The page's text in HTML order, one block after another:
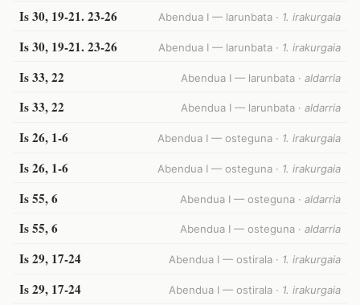
Is 30, 19-21. 23-26 Abendua I — larunbata · 1. irakurgaia
Is 30, 19-21. 23-26 Abendua I — larunbata · 1. irakurgaia
Is 33, 22 Abendua I — larunbata · aldarria
Is 33, 22 Abendua I — larunbata · aldarria
Is 26, 1-6 Abendua I — osteguna · 1. irakurgaia
Is 26, 1-6 Abendua I — osteguna · 1. irakurgaia
Is 55, 6 Abendua I — osteguna · aldarria
Is 55, 6 Abendua I — osteguna · aldarria
Is 29, 17-24 Abendua I — ostirala · 1. irakurgaia
Is 29, 17-24 Abendua I — ostirala · 1. irakurgaia